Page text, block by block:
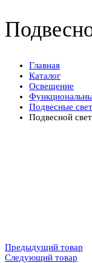
Главная
Каталог
Освещение
Подвесные
Подвесной
Предыдущий товар
Следующий товар